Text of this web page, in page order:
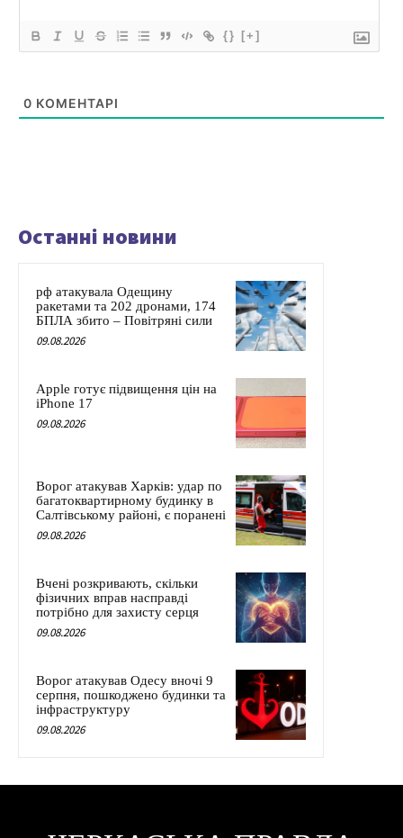
{} [+]
0 КОМЕНТАРІ
Останні новини
рф атакувала Одещину
ракетами та 202 дронами, 174
БПЛА збито – Повітряні сили
09.08.2026
Apple готує підвищення цін на
iPhone 17
09.08.2026
Ворог атакував Харків: удар по
багатоквартирному будинку в
Салтівському районі, є поранені
09.08.2026
Вчені розкривають, скільки
фізичних вправ насправді
потрібно для захисту серця
09.08.2026
Ворог атакував Одесу вночі 9
серпня, пошкоджено будинки та
інфраструктуру
09.08.2026